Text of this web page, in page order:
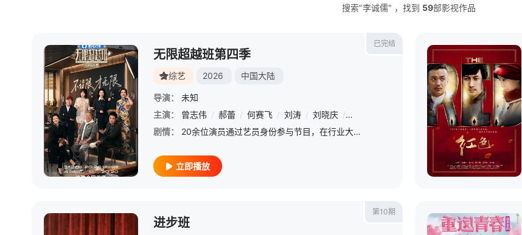
搜索"李诚儒" ，找到 59部影视作品
已完结
无限超越班第四季
综艺 2026 中国大陆
导演：
未知
主演：
曾志伟 / 郝蕾 / 何赛飞 / 刘涛 / 刘晓庆 / 吴镇宇 冯建宇 / 甘望星 / 胡嘉欣
剧情：
20余位演员通过艺员身份参与节目，在行业大咖指导下经历授课学习、生活体验及片场考察等职场流程，完成职业化成长。
立即播放
第10期
进步班